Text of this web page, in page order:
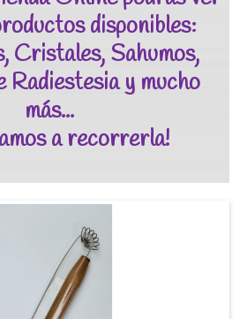
disponibles:
Cristales, Sahumos,
Radiestesia y mucho
más...
a recorrerla!